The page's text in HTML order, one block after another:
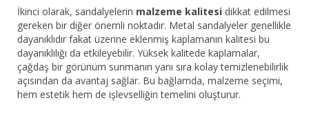
İkinci olarak, sandalyelerin malzeme kalitesi dikkat edilmesi
gereken bir diğer önemli noktadır. Metal sandalyeler genellikle
dayanıklıdır fakat üzerine eklenmiş kaplamanın kalitesi bu
dayanıklılığı da etkileyebilir. Yüksek kalitede kaplamalar,
çağdaş bir görünüm sunmanın yanı sıra kolay temizlenebilirlik
açısından da avantaj sağlar. Bu bağlamda, malzeme seçimi,
hem estetik hem de işlevselliğin temelini oluşturur.